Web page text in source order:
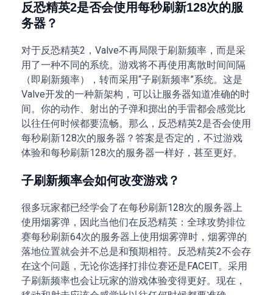
反恐精英2是否会使用每秒刷新128次的服
务器？
对于反恐精英2，Valve不再局限于刷新频率，而是采
用了一种不同的系统。游戏将不再使用离散时间间隔
（即刷新频率），转而采用“子刷新频率”系统。这是
Valve开发的一种新架构，可以让服务器知道准确的时
间。你的动作、射出的子弹和掷出的手雷都会感觉比
以往任何时候都要流畅。那么，反恐精英2是否会使用
每秒刷新128次的服务器？答案是否定的，不过游戏
体验和每秒刷新128次的服务器一样好，甚至更好。
子刷新频率会如何改变游戏？
很多玩家都已经学会了在每秒刷新128次的服务器上
使用烟雾弹，因此当他们在反恐精英：全球攻势排位
赛每秒刷新64次的服务器上使用烟雾弹时，烟雾弹的
落地位置就会并不总是和预期相符。反恐精英2不会存
在这个问题，无论你选择打排位赛还是FACEIT。采用
子刷新频率也会让玩家的游戏体验变得更好。现在，